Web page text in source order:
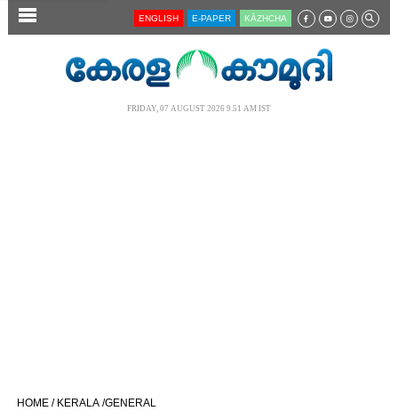
SECTIONS ENGLISH E-PAPER KĀZHCHA
FRIDAY, 07 AUGUST 2026 9.51 AM IST
HOME / KERALA /GENERAL